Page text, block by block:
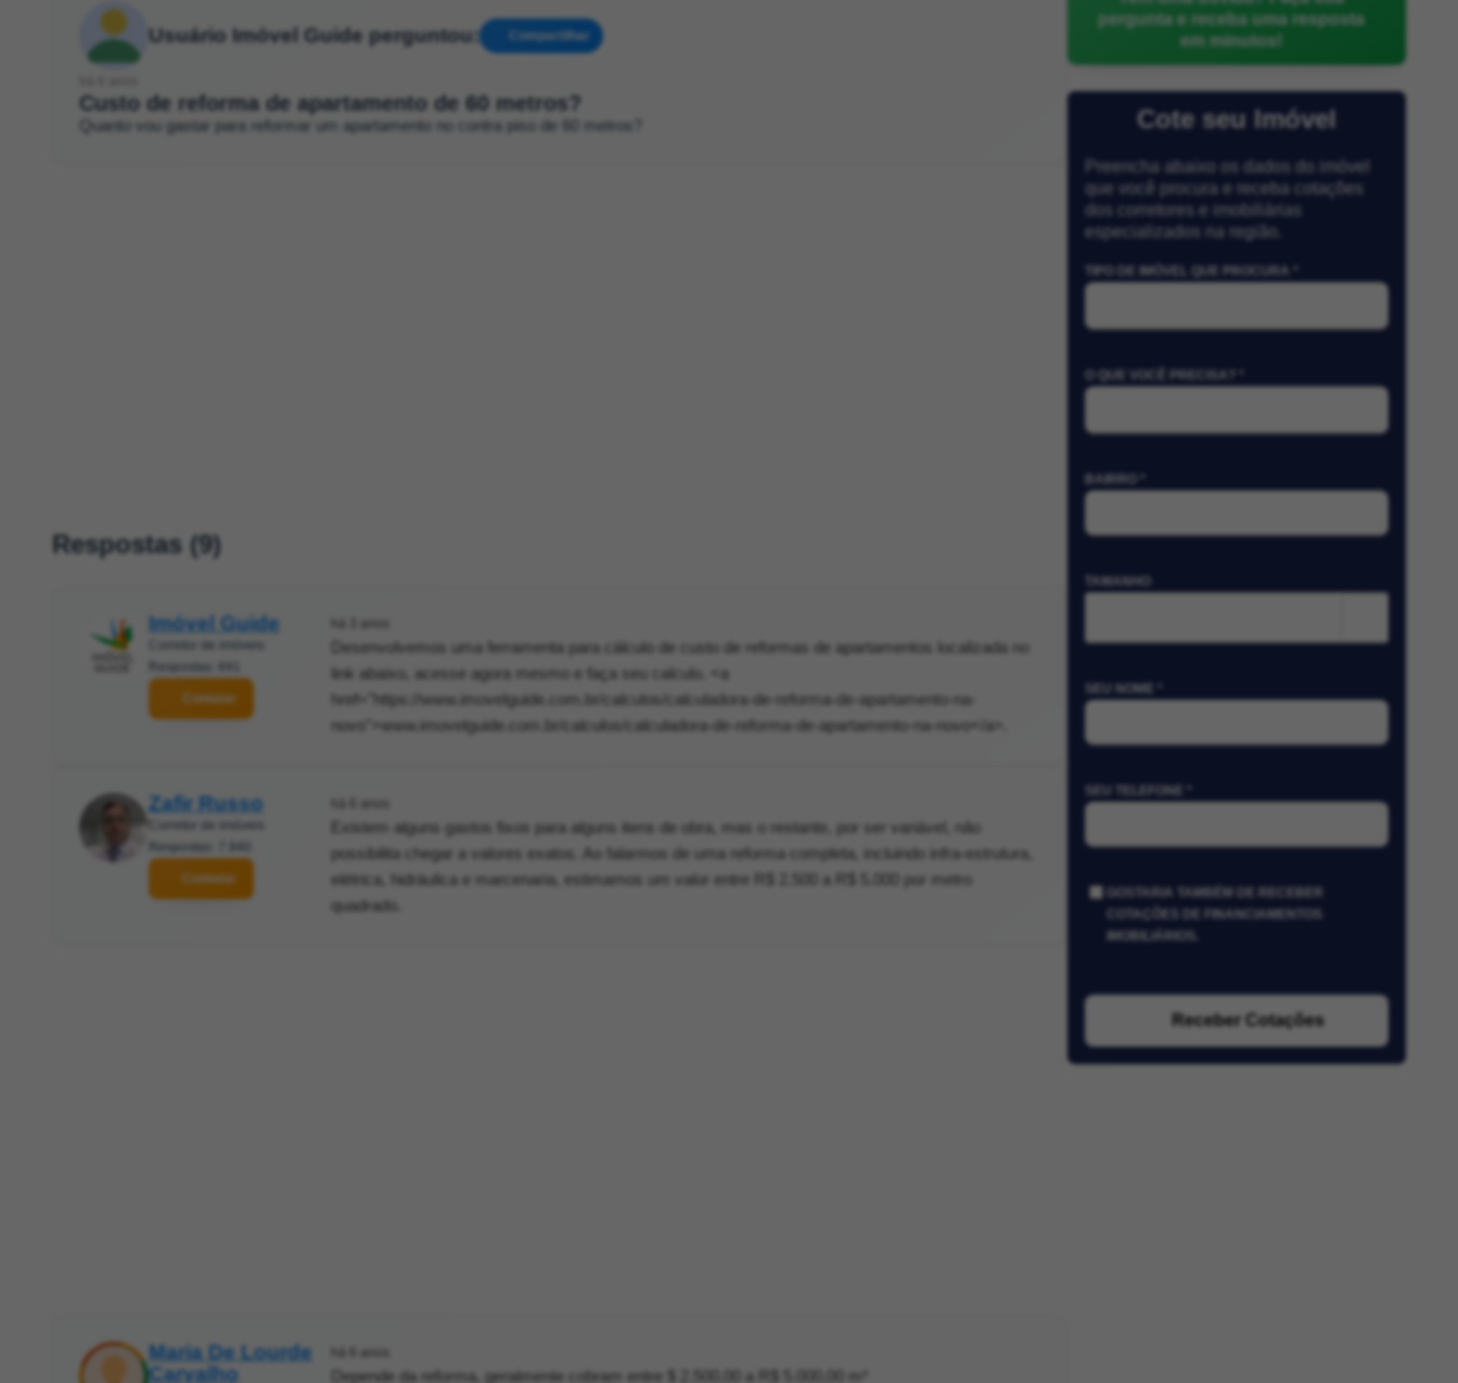
Usuário Imóvel Guide perguntou: Compartilhar
Custo de reforma de apartamento de 60 metros?
Quanto vou gastar para reformar um apartamento no contra piso de 60 metros?
Respostas (9)
Imóvel Guide
Contatar
Desenvolvemos uma ferramenta para cálculo de custo de reformas de apartamentos localizada no
link abaixo, acesse agora mesmo e faça seu calculo. <a
href="https://www.imovelguide.com.br/calculos/calculadora-de-reforma-de-apartamento-na-
novo">www.imovelguide.com.br/calculos/calculadora-de-reforma-de-apartamento-na-novo</a>.
Zafir Russo
Contatar
Existem alguns gastos fixos para alguns itens de obra, mas o restante, por ser variável, não
possibilita chegar a valores exatos. Ao falarmos de uma reforma completa, incluindo infra-estrutura,
elétrica, hidráulica e marcenaria, estimamos um valor entre R$ 2.500 a R$ 5.000 por metro
quadrado.
Maria De Lourde
Carvalho
Depende da reforma, geralmente cobram entre $ 2.500,00 a R$ 5.000,00 m²
pergunta e receba uma resposta
em minutos!
Cote seu Imóvel
Preencha abaixo os dados do imóvel
que você procura e receba cotações
dos corretores e imobiliárias
especializados na região.
TIPO DE IMÓVEL QUE PROCURA *
O QUE VOCÊ PRECISA? *
TAMANHO
SEU NOME *
SEU TELEFONE *
GOSTARIA TAMBÉM DE RECEBER
COTAÇÕES DE FINANCIAMENTOS
IMOBILIÁRIOS.
Receber Cotações